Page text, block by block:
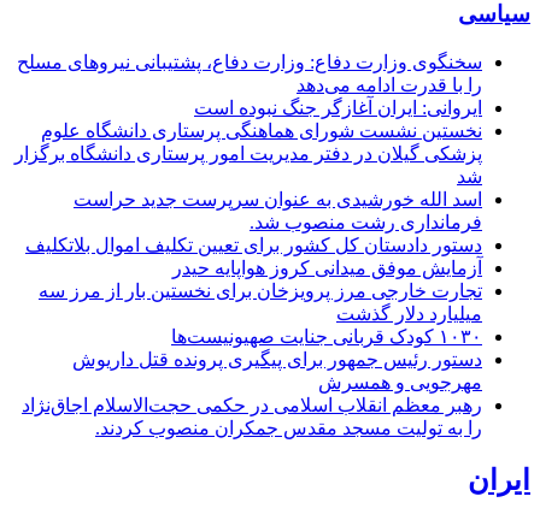
سیاسی
سخنگوی وزارت دفاع: وزارت دفاع، پشتیبانی نیرو‌های مسلح
را با قدرت ادامه می‌دهد
ایروانی: ایران آغازگر جنگ نبوده است
نخستین نشست شورای هماهنگی پرستاری دانشگاه علوم
پزشکی گیلان در دفتر مدیریت امور پرستاری دانشگاه برگزار
شد
اسد الله خورشیدی به عنوان سرپرست جدید حراست
فرمانداری رشت منصوب شد.
دستور دادستان کل کشور برای تعیین تکلیف اموال بلاتکلیف
آزمایش موفق میدانی کروز هواپایه حیدر
تجارت خارجی مرز پرویزخان برای نخستین بار از مرز سه
میلیارد دلار گذشت
۱۰۳۰ کودک قربانی جنایت صهیونیست‌ها
دستور رئیس جمهور برای پیگیری پرونده قتل داریوش
مهرجویی و همسرش
رهبر معظم انقلاب اسلامی در حکمی حجت‌الاسلام اجاق‌نژاد
را به تولیت مسجد مقدس جمکران منصوب کردند.
ایران